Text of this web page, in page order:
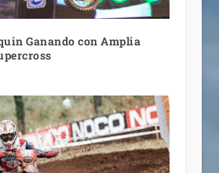
Ganando con Amplia